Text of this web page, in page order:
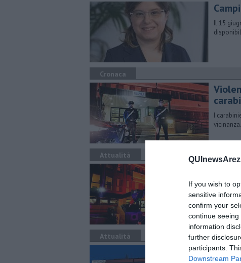
If you wish to
sensitive
confirm your
continue
information
further
participants.
Downstream
Il 15
Cronaca
I
Attualità
“Orange
colore
genere”
Attualità
I